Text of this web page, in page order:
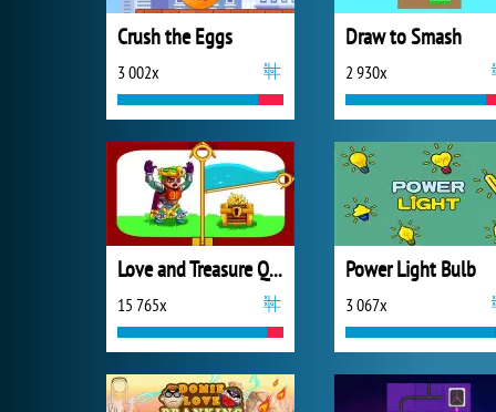
Crush the Eggs
3 002x
Draw to Smash
2 930x
Love and Treasure Quest
15 765x
Power Light Bulb
3 067x